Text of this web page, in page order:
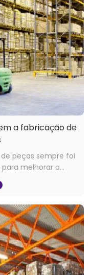
a fabricação de
peças sempre foi
melhorar a
conjuntos
com uma grande
tradicional de